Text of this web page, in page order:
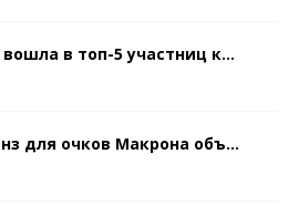
в топ-5 участниц к...
для очков Макрона объ...